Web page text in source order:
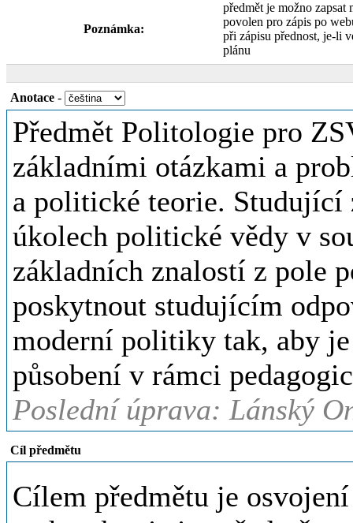
Poznámka:
předmět je možno zapsat
povolen pro zápis po
při zápisu přednost, je-li
plánu
Anotace -
Předmět Politologie pro
základními otázkami a
a politické teorie. Studující
úkolech politické vědy v
základních znalostí z pole
poskytnout studujícím
moderní politiky tak, aby
působení v rámci
Poslední úprava: Lánský
Cíl předmětu
Cílem předmětu je